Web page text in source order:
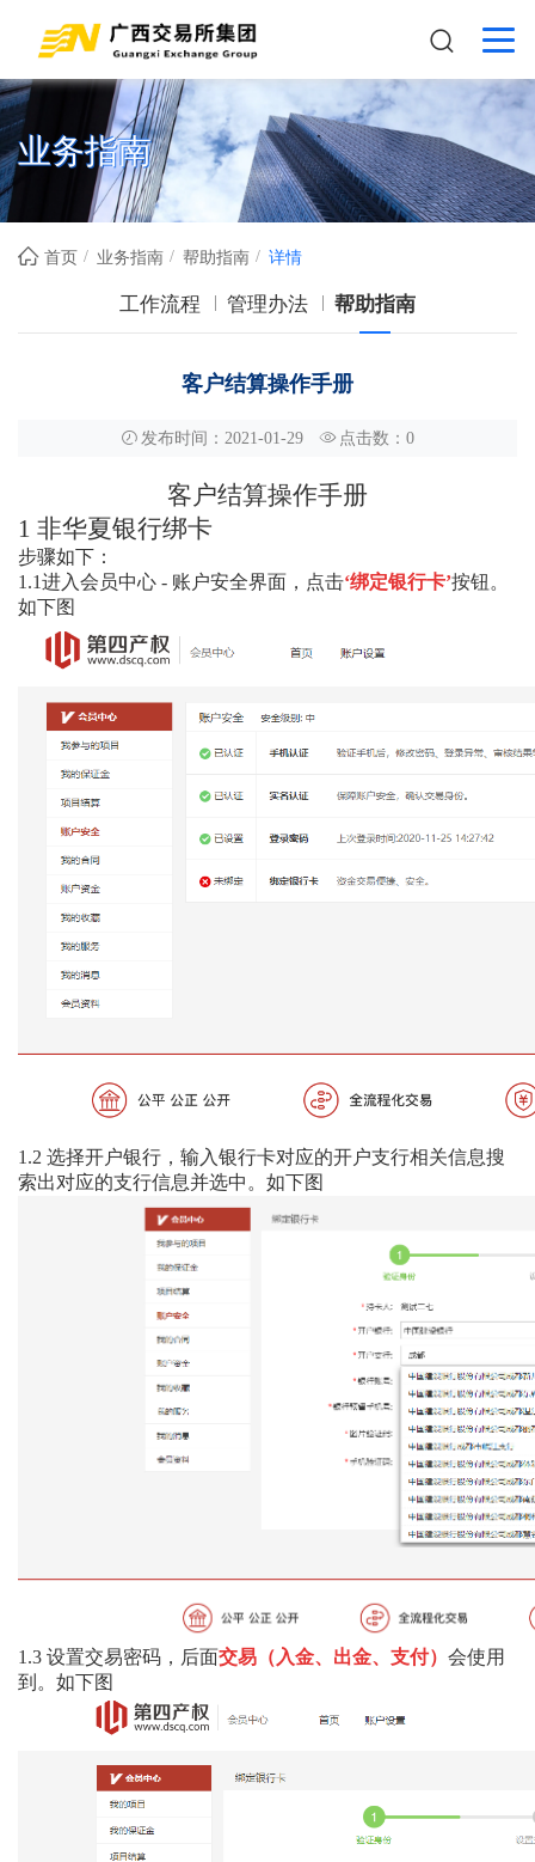
业务指南
首页 业务指南 帮助指南 详情
工作流程 管理办法 帮助指南
客户结算操作手册
发布时间：2021-01-29 点击数： 0
客户结算操作手册
1 非华夏银行绑卡
步骤如下：
1.1进入会员中心 - 账户安全界面，点击‘绑定银行卡’按钮。
如下图
1.2 选择开户银行，输入银行卡对应的开户支行相关信息搜
索出对应的支行信息并选中。如下图
1.3 设置交易密码，后面交易（入金、出金、支付） 会使用
到。如下图